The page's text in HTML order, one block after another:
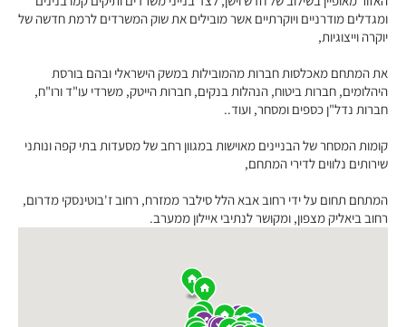
ומגדלים מודרניים ויוקרתיים אשר מובילים את שוק המשרדים לרמת חדשה של
יוקרה וייצוגיות,
את המתחם מאכלסות חברות מהמובילות במשק הישראלי ובהם בורסת
היהלומים, חברות ביטוח, הנהלות בנקים, חברות הייטק, משרדי עו"ד ורו"ח,
חברות נדל"ן כספים ומסחר, ועוד..
קומות המסחר של הבניינים מאוישות במגוון רחב של מסעדות בתי קפה ונותני
שירותים נלווים לדירי המתחם,
המתחם תחום על ידי רחוב אבא הלל סילבר ממזרח, רחוב ז'בוטינסקי מדרום,
רחוב ביאליק מצפון, ומקושר לנתיבי איילון ממערב.